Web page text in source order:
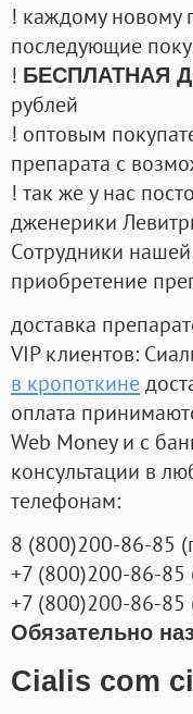
! каждому новому
последующие
! БЕСПЛАТНАЯ
рублей
! оптовым
препарата с
! так же у нас
дженерики
Cотрудники
приобретение
доставка
VIP клиентов:
в кропоткине
оплата
Web Money и с
консультации в
телефонам:
8 (800)200-86-85 (
+7 (800)200-86-85
+7 (800)200-86-85
Обязательно
Cialis com